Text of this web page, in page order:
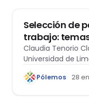
Selección de
trabajo:
Claudia Tenorio
Universidad de
Safety…
Pólemos 28